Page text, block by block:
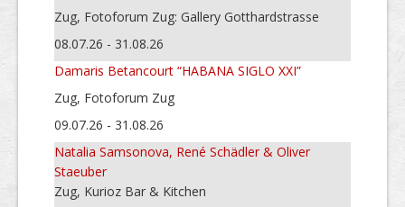
Zug, Fotoforum Zug: Gallery Gotthardstrasse
08.07.26 - 31.08.26
Damaris Betancourt “HABANA SIGLO XXI”
Zug, Fotoforum Zug
09.07.26 - 31.08.26
Natalia Samsonova, René Schädler & Oliver
Staeuber
Zug, Kurioz Bar & Kitchen